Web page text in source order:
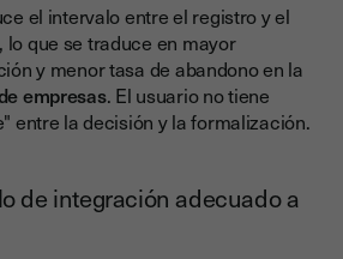
el intervalo entre el registro y el
que se traduce en mayor
y menor tasa de abandono en la
empresas. El usuario no tiene
entre la decisión y la formalización.
de integración adecuado a